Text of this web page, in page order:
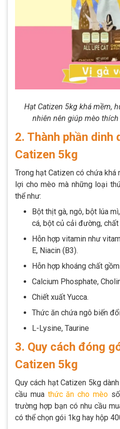
Hạt Catizen 5kg khá mềm,
nhiên nên giúp mèo
2. Thành phần dinh
Catizen 5kg
Trong hạt Catizen có chứa khá
lợi cho mèo mà những loại
thể như:
Bột thịt gà, ngô, bột lúa
cá, bột củ cải đường,
Hỗn hợp vitamin như
E, Niacin (B3).
Hỗn hợp khoáng chất
Calcium Phosphate,
Chiết xuất Yucca.
Thức ăn chứa ngô biến
L-Lysine, Taurine
3. Quy cách đóng
Catizen 5kg
Quy cách hạt Catizen 5kg
cầu mua thức ăn cho mèo
trường hợp bạn có nhu cầu
có thể chọn gói 1kg hay hộp